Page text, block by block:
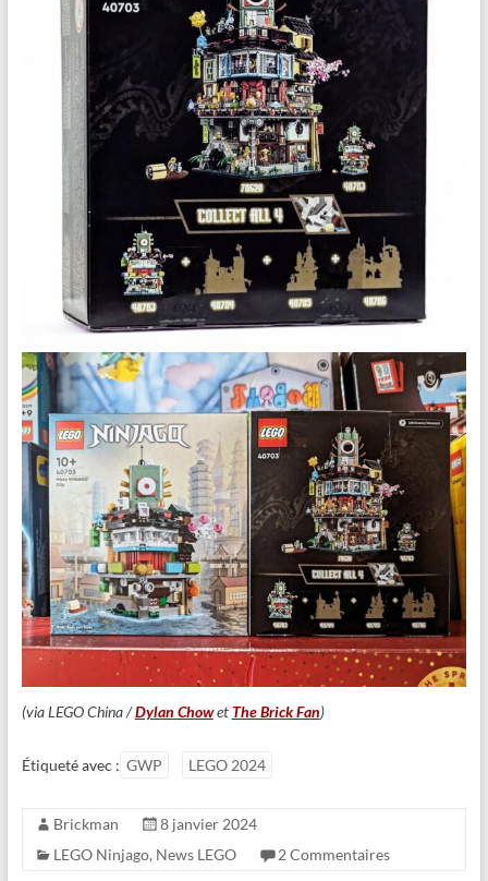
(via LEGO China /Dylan ChowetThe Brick Fan)
Étiqueté avec : GWP LEGO 2024
Brickman
8 janvier 2024
LEGO Ninjago, News LEGO 2 Commentaires